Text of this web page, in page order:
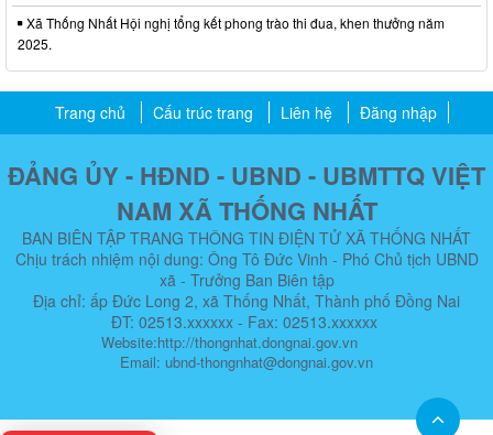
Xã Thống Nhất Hội nghị tổng kết phong trào thi đua, khen thưởng năm
2025.
Trang chủ Cấu trúc trang Liên hệ Đăng nhập
ĐẢNG ỦY - HĐND - UBND - UBMTTQ VIỆT
NAM XÃ THỐNG NHẤT
BAN BIÊN TẬP TRANG THÔNG TIN ĐIỆN TỬ XÃ THỐNG NHẤT
Chịu trách nhiệm nội dung: Ông Tô Đức Vinh - Phó Chủ tịch UBND
xã - Trưởng Ban Biên tập
Địa chỉ: ấp Đức Long 2, xã Thống Nhất, Thành phố Đồng Nai
ĐT: 02513.xxxxxx - Fax: 02513.xxxxxx
Website:http://thongnhat.dongnai.gov.vn
Email: ubnd-thongnhat@dongnai.gov.vn​